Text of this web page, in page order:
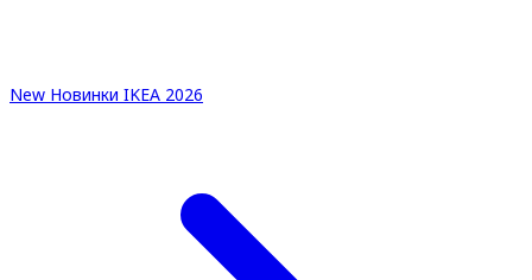
New Новинки IKEA 2026